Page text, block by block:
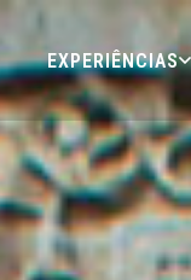
EXPERIÊNCIAS